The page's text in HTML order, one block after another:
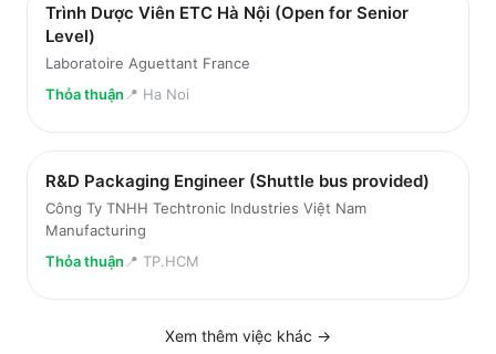
Trình Dược Viên ETC Hà Nội (Open for Senior
Level)
Laboratoire Aguettant France
Thỏa thuận 📍 Ha Noi
R&D Packaging Engineer (Shuttle bus provided)
Công Ty TNHH Techtronic Industries Việt Nam
Manufacturing
Thỏa thuận 📍 TP.HCM
Xem thêm việc khác →